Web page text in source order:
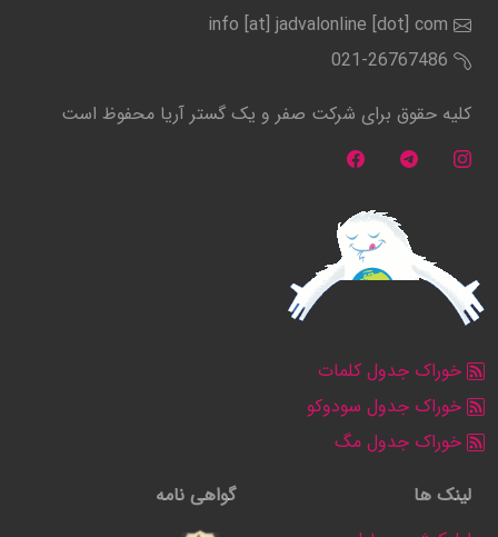
info [at] jadvalonline [dot] com
021-26767486
کلیه حقوق برای شرکت صفر و یک گستر آریا محفوظ است
خوراک جدول کلمات
خوراک جدول سودوکو
خوراک جدول مگ
لینک ها
گواهی نامه